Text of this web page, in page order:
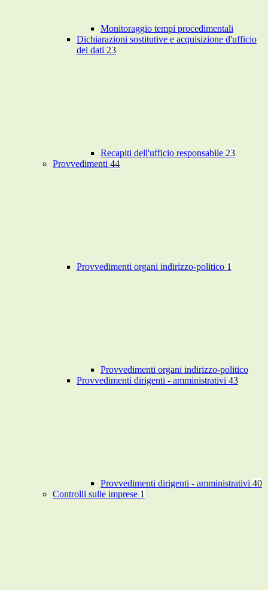
Monitoraggio tempi procedimentali
Dichiarazioni sostitutive e acquisizione d'ufficio
dei dati 23
Recapiti dell'ufficio responsabile 23
Provvedimenti 44
Provvedimenti organi indirizzo-politico 1
Provvedimenti organi indirizzo-politico
Provvedimenti dirigenti - amministrativi 43
Provvedimenti dirigenti - amministrativi 40
Controlli sulle imprese 1